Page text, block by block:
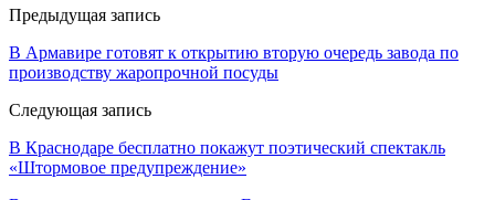
Предыдущая запись
В Армавире готовят к открытию вторую очередь завода по
производству жаропрочной посуды
Следующая запись
В Краснодаре бесплатно покажут поэтический спектакль
«Штормовое предупреждение»